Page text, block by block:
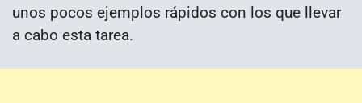
unos pocos ejemplos rápidos con los que llevar
a cabo esta tarea.